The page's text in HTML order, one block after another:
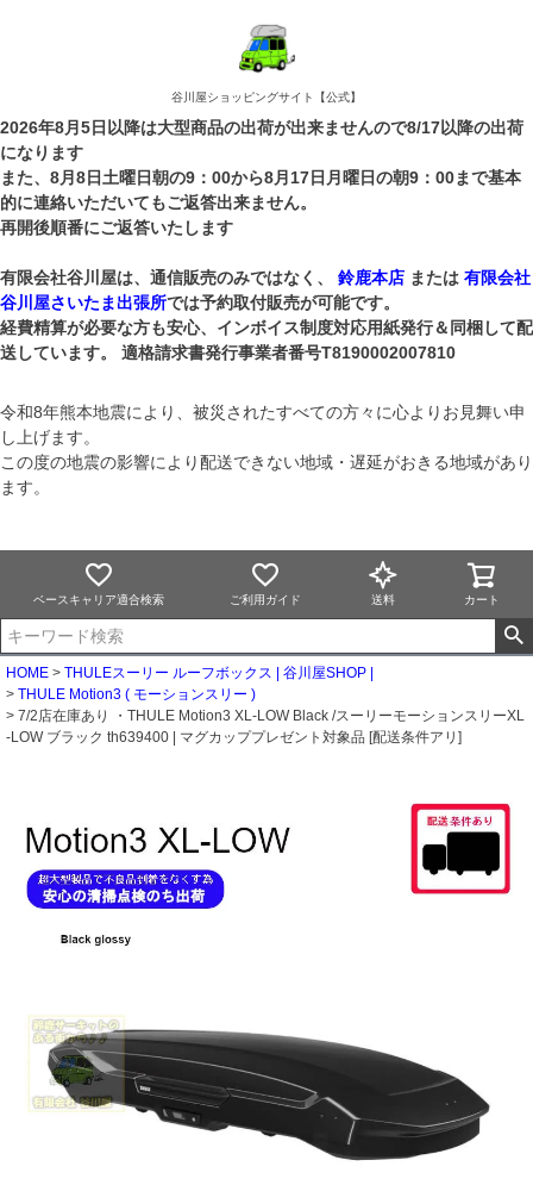
谷川屋ショッピングサイト【公式】
2026年8月5日以降は大型商品の出荷が出来ませんので8/17以降の出荷
になります
また、8月8日土曜日朝の9：00から8月17日月曜日の朝9：00まで基本
的に連絡いただいてもご返答出来ません。
再開後順番にご返答いたします
有限会社谷川屋は、通信販売のみではなく、 鈴鹿本店 または 有限会社
谷川屋さいたま出張所では予約取付販売が可能です。
経費精算が必要な方も安心、インボイス制度対応用紙発行＆同梱して配
送しています。 適格請求書発行事業者番号T8190002007810
令和8年熊本地震により、被災されたすべての方々に心よりお見舞い申
し上げます。
この度の地震の影響により配送できない地域・遅延がおきる地域があり
ます。
ベースキャリア適合検索 ご利用ガイド 送料 カート
HOME
THULEスーリー ルーフボックス | 谷川屋SHOP |
THULE Motion3 ( モーションスリー )
7/2店在庫あり ・THULE Motion3 XL-LOW Black /スーリーモーションスリーXL
-LOW ブラック th639400 | マグカッププレゼント対象品 [配送条件アリ]